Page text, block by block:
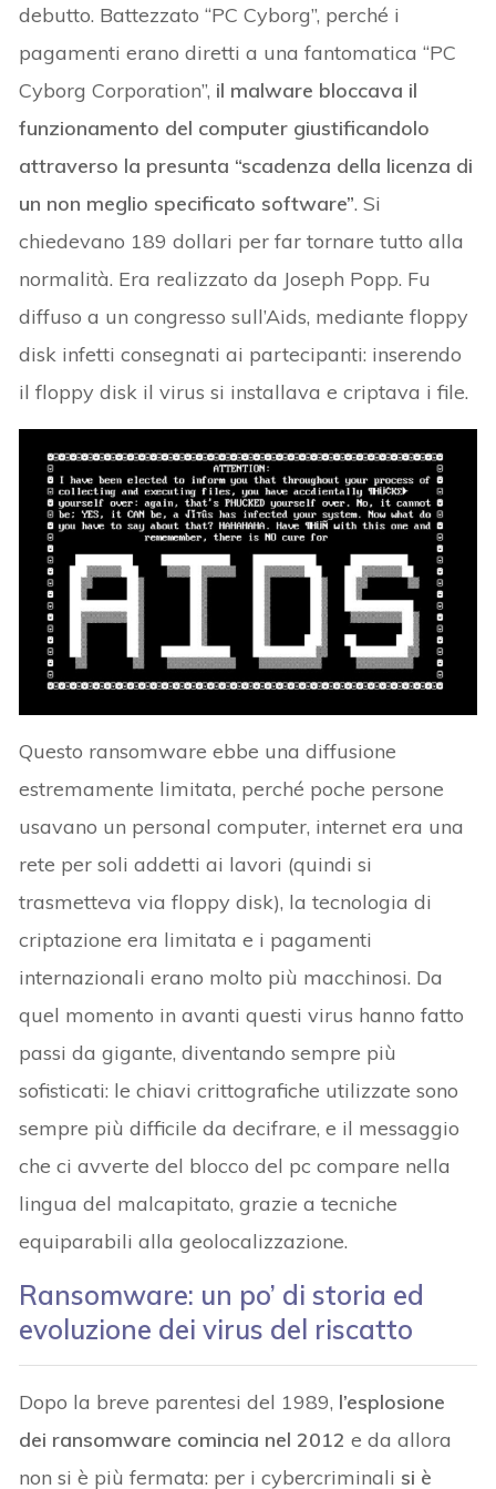
debutto. Battezzato “PC Cyborg”, perché i
pagamenti erano diretti a una fantomatica “PC
Cyborg Corporation”, il malware bloccava il
funzionamento del computer giustificandolo
attraverso la presunta “scadenza della licenza di
un non meglio specificato software”. Si
chiedevano 189 dollari per far tornare tutto alla
normalità. Era realizzato da Joseph Popp. Fu
diffuso a un congresso sull’Aids, mediante floppy
disk infetti consegnati ai partecipanti: inserendo
il floppy disk il virus si installava e criptava i file.
Questo ransomware ebbe una diffusione
estremamente limitata, perché poche persone
usavano un personal computer, internet era una
rete per soli addetti ai lavori (quindi si
trasmetteva via floppy disk), la tecnologia di
criptazione era limitata e i pagamenti
internazionali erano molto più macchinosi. Da
quel momento in avanti questi virus hanno fatto
passi da gigante, diventando sempre più
sofisticati: le chiavi crittografiche utilizzate sono
sempre più difficile da decifrare, e il messaggio
che ci avverte del blocco del pc compare nella
lingua del malcapitato, grazie a tecniche
equiparabili alla geolocalizzazione.
Ransomware: un po’ di storia ed
evoluzione dei virus del riscatto
Dopo la breve parentesi del 1989, l’esplosione
dei ransomware comincia nel 2012 e da allora
non si è più fermata: per i cybercriminali si è